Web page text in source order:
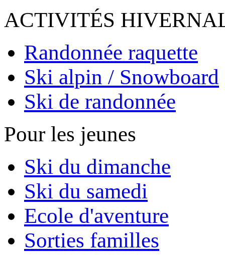
ACTIVITÉS
Randonnée raquette
Ski alpin / Snowboard
Ski de randonnée
Pour les jeunes
Ski du dimanche
Ski du samedi
Ecole d'aventure
Sorties familles